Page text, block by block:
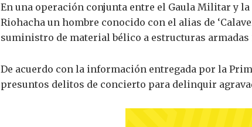
En una operación conjunta entre el Gaula Militar y
Riohacha un hombre conocido con el alias de
suministro de material bélico a estructuras
De acuerdo con la información entregada por la
presuntos delitos de concierto para delinquir